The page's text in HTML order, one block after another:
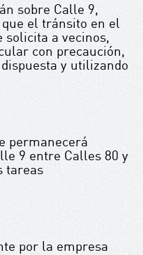
sobre Calle 9,
el tránsito en el
solicita a vecinos,
con precaución,
y utilizando
permanecerá
9 entre Calles 80 y
tareas
por la empresa